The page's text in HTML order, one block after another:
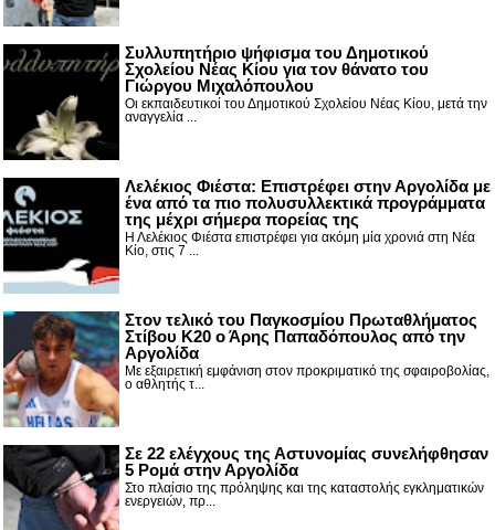
Συλλυπητήριο ψήφισμα του Δημοτικού
Σχολείου Νέας Κίου για τον θάνατο του
Γιώργου Μιχαλόπουλου
Οι εκπαιδευτικοί του Δημοτικού Σχολείου Νέας Κίου, μετά την
αναγγελία ...
Λελέκιος Φιέστα: Επιστρέφει στην Αργολίδα με
ένα από τα πιο πολυσυλλεκτικά προγράμματα
της μέχρι σήμερα πορείας της
Η Λελέκιος Φιέστα επιστρέφει για ακόμη μία χρονιά στη Νέα
Κίο, στις 7 ...
Στον τελικό του Παγκοσμίου Πρωταθλήματος
Στίβου Κ20 ο Άρης Παπαδόπουλος από την
Αργολίδα
Με εξαιρετική εμφάνιση στον προκριματικό της σφαιροβολίας,
ο αθλητής τ...
Σε 22 ελέγχους της Αστυνομίας συνελήφθησαν
5 Ρομά στην Αργολίδα
Στο πλαίσιο της πρόληψης και της καταστολής εγκληματικών
ενεργειών, πρ...